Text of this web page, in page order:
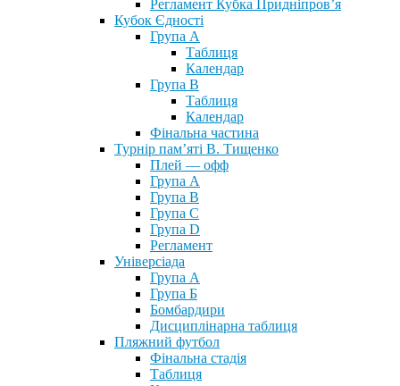
Регламент Кубка Придніпров’я
Кубок Єдності
Група А
Таблиця
Календар
Група В
Таблиця
Календар
Фінальна частина
Турнір пам’яті В. Тищенко
Плей — офф
Група А
Група B
Група С
Група D
Регламент
Універсіада
Група А
Група Б
Бомбардири
Дисциплінарна таблиця
Пляжний футбол
Фінальна стадія
Таблиця